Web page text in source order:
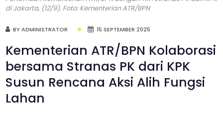
di Jakarta, (12/9), Foto: Kementerian ATR/BPN
BY ADMINISTRATOR 15 SEPTEMBER 2025
Kementerian ATR/BPN Kolaborasi
bersama Stranas PK dari KPK
Susun Rencana Aksi Alih Fungsi
Lahan